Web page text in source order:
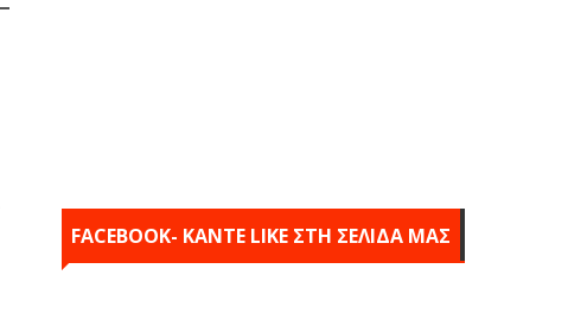
FACEBOOK- KANTE LIKE ΣΤΗ ΣΕΛΙΔΑ ΜΑΣ